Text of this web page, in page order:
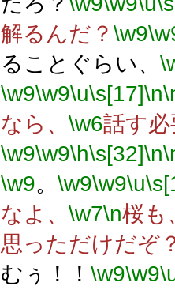
解るんだ？ \w9
ることぐらい、
\w9\w9\u\s[17]\n
なら、 \w6話す
\w9\w9\h\s[32]\n
\w9。 \w9\w9\u
なよ、 \w7\n桜も
思っただけだぞ
むぅ！！ \w9\w9